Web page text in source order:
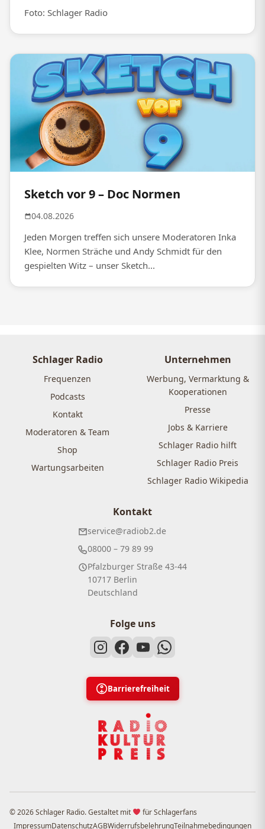
Foto: Schlager Radio
Sketch vor 9 – Doc Normen
04.08.2026
Jeden Morgen treffen sich unsere Moderatoren Inka
Klee, Normen Sträche und Andy Schmidt für den
gespielten Witz – unser Sketch...
Schlager Radio
Frequenzen
Podcasts
Kontakt
Moderatoren & Team
Shop
Wartungsarbeiten
Unternehmen
Werbung, Vermarktung &
Kooperationen
Presse
Jobs & Karriere
Schlager Radio hilft
Schlager Radio Preis
Schlager Radio Wikipedia
Kontakt
service@radiob2.de
08000 – 79 89 99
Pfalzburger Straße 43-44
10717 Berlin
Deutschland
Folge uns
Barrierefreiheit
© 2026 Schlager Radio. Gestaltet mit
für Schlagerfans
ImpressumDatenschutzAGBWiderrufsbelehrungTeilnahmebedingungen